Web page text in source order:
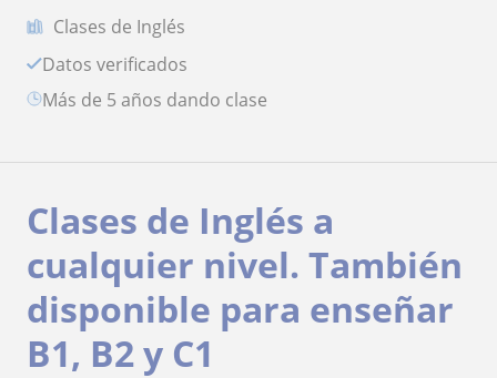
Clases de Inglés
Datos verificados
más de 5 años dando clase
Clases de Inglés a
cualquier nivel. También
disponible para enseñar
B1, B2 y C1